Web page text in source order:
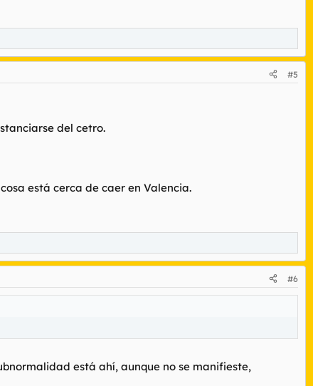
#5
del cetro.
está cerca de caer en Valencia.
#6
está ahí, aunque no se manifieste,